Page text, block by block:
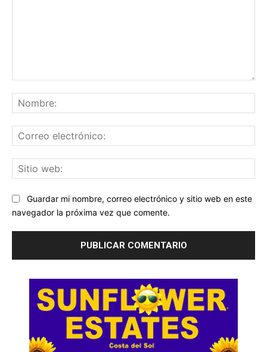
Guardar mi nombre, correo electrónico y sitio web en este
navegador la próxima vez que comente.